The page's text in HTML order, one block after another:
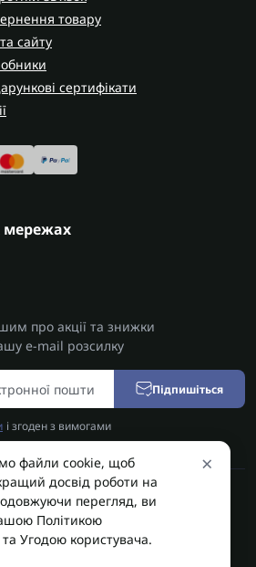
товару
сайту
сертифікати
мережах
про акції та знижки
e-mail розсилку
Підпишіться
і згоден з вимогами
АКПП | Ремонт АКПП © 2026
AUTOSHIFT
×
файли cookie, щоб
досвід роботи на
перегляд, ви
Політикою
та Угодою користувача.